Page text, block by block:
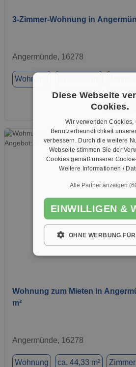
3-Zimmer-Wohnung in
Angermünde, 16278
Wohnung
★
Wohnung zum Mieten in
m²
Angermünde, 16278
Wohnung ca. 44,33 m²
Diese Webseite
Cookies.
Wir verwenden Cookies,
Benutzerfreundlichkeit
verbessern. Durch die weitere
Webseite stimmen Sie der
Cookies gemäß unserer
Weitere Informationen /
Alle Partner anzeigen
EINWILLIGEN &
OHNE WERBUNG